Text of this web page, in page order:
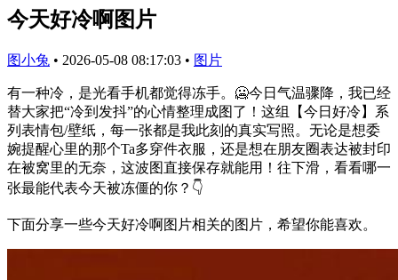
今天好冷啊图片
图小兔 • 2026-05-08 08:17:03 • 图片
有一种冷，是光看手机都觉得冻手。🥶今日气温骤降，我已经
替大家把“冷到发抖”的心情整理成图了！这组【今日好冷】系
列表情包/壁纸，每一张都是我此刻的真实写照。无论是想委
婉提醒心里的那个Ta多穿件衣服，还是想在朋友圈表达被封印
在被窝里的无奈，这波图直接保存就能用！往下滑，看看哪一
张最能代表今天被冻僵的你？👇
下面分享一些今天好冷啊图片相关的图片，希望你能喜欢。